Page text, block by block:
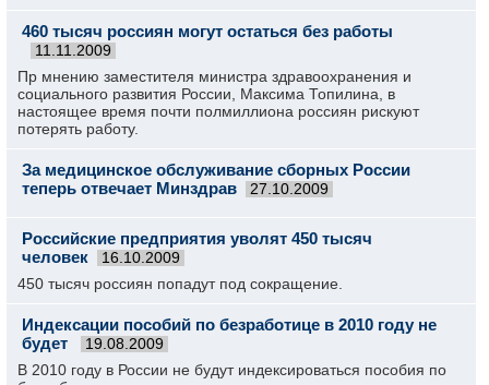
460 тысяч россиян могут остаться без работы
11.11.2009
Пр мнению заместителя министра здравоохранения и
социального развития России, Максима Топилина, в
настоящее время почти полмиллиона россиян рискуют
потерять работу.
За медицинское обслуживание сборных России
теперь отвечает Минздрав
27.10.2009
Российские предприятия уволят 450 тысяч
человек
16.10.2009
450 тысяч россиян попадут под сокращение.
Индексации пособий по безработице в 2010 году не
будет
19.08.2009
В 2010 году в России не будут индексироваться пособия по